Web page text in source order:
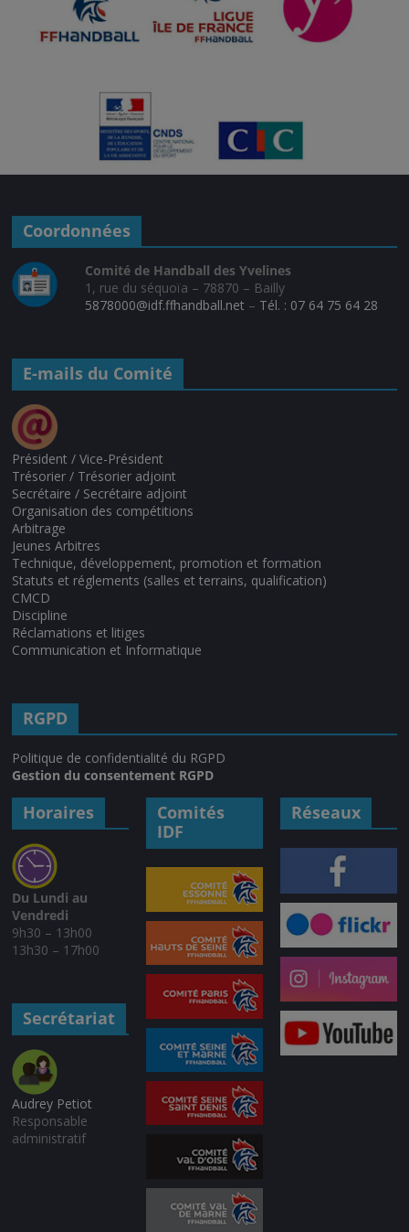
Coordonnées
Comité de Handball des Yvelines
1, rue du séquoïa – 78870 – Bailly
5878000@idf.ffhandball.net – Tél. : 07 64 75 64 28
E-mails du Comité
Président / Vice-Président
Trésorier / Trésorier adjoint
Secrétaire / Secrétaire adjoint
Organisation des compétitions
Arbitrage
Jeunes Arbitres
Technique, développement, promotion et formation
Statuts et réglements (salles et terrains, qualification)
CMCD
Discipline
Réclamations et litiges
Communication et Informatique
RGPD
Politique de confidentialité du RGPD
Gestion du consentement RGPD
Horaires
Du Lundi au
Vendredi
9h30 – 13h00
13h30 – 17h00
Secrétariat
Audrey Petiot
Responsable
administratif
Comités
IDF
Réseaux